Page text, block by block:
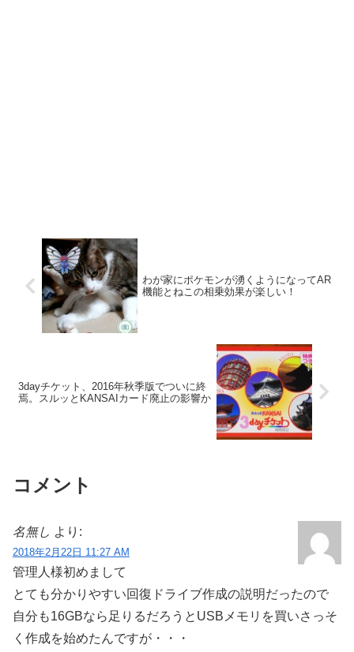
わが家にポケモンが湧くようになってAR
機能とねこの相乗効果が楽しい！
3dayチケット、2016年秋季版でついに終
焉。スルッとKANSAIカード廃止の影響か
コメント
名無し より:
2018年2月22日 11:27 AM
管理人様初めまして
とても分かりやすい回復ドライブ作成の説明だったので
自分も16GBなら足りるだろうとUSBメモリを買いさっそ
く作成を始めたんですが・・・